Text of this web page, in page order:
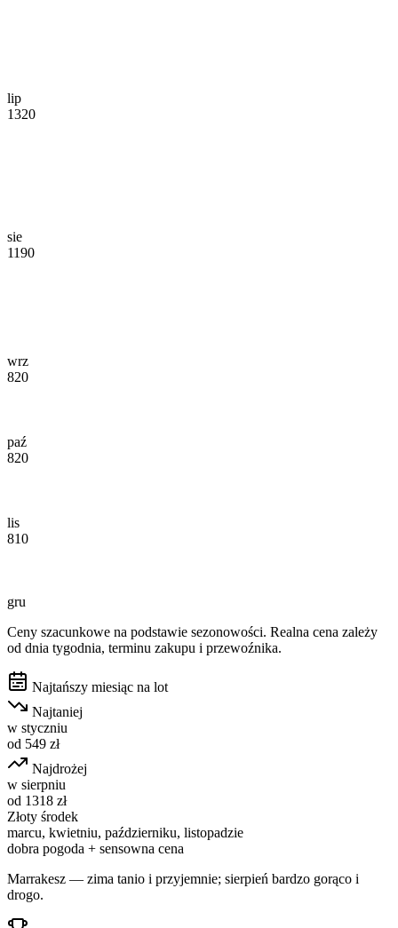
lip
1320
sie
1190
wrz
820
paź
820
lis
810
gru
Ceny szacunkowe na podstawie sezonowości. Realna cena zależy
od dnia tygodnia, terminu zakupu i przewoźnika.
Najtańszy miesiąc na lot
Najtaniej
w styczniu
od 549 zł
Najdrożej
w sierpniu
od 1318 zł
Złoty środek
marcu, kwietniu, październiku, listopadzie
dobra pogoda + sensowna cena
Marrakesz — zima tanio i przyjemnie; sierpień bardzo gorąco i
drogo.